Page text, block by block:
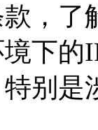
，
下的
别是